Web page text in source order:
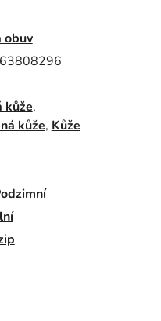
obuv
kůže,
kůže, Kůže